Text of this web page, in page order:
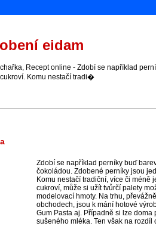
eidam
Recept online - Zdobí se například
Komu nestačí tradi�
Zdobí se například perníky buď
čokoládou. Zdobené perníky jsou
Komu nestačí tradiční, více či
cukroví, může si užít tvůrčí palety
modelovací hmoty. Na trhu,
obchodech, jsou k mání hotové
Gum Pasta aj. Případně si lze
sušeného mléka. Ten však na